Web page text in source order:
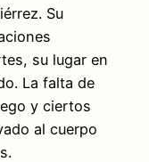
Su
su lugar en
La falta de
y ciertos
al cuerpo